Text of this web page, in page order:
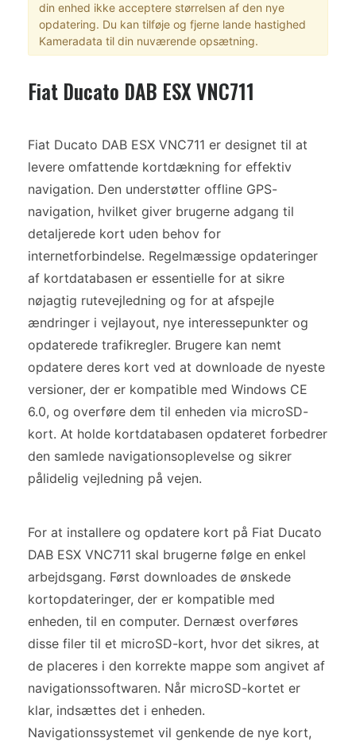
din enhed ikke acceptere størrelsen af den nye
opdatering. Du kan tilføje og fjerne lande hastighed
Kameradata til din nuværende opsætning.
Fiat Ducato DAB ESX VNC711
Fiat Ducato DAB ESX VNC711 er designet til at
levere omfattende kortdækning for effektiv
navigation. Den understøtter offline GPS-
navigation, hvilket giver brugerne adgang til
detaljerede kort uden behov for
internetforbindelse. Regelmæssige opdateringer
af kortdatabasen er essentielle for at sikre
nøjagtig rutevejledning og for at afspejle
ændringer i vejlayout, nye interessepunkter og
opdaterede trafikregler. Brugere kan nemt
opdatere deres kort ved at downloade de nyeste
versioner, der er kompatible med Windows CE
6.0, og overføre dem til enheden via microSD-
kort. At holde kortdatabasen opdateret forbedrer
den samlede navigationsoplevelse og sikrer
pålidelig vejledning på vejen.
For at installere og opdatere kort på Fiat Ducato
DAB ESX VNC711 skal brugerne følge en enkel
arbejdsgang. Først downloades de ønskede
kortopdateringer, der er kompatible med
enheden, til en computer. Dernæst overføres
disse filer til et microSD-kort, hvor det sikres, at
de placeres i den korrekte mappe som angivet af
navigationssoftwaren. Når microSD-kortet er
klar, indsættes det i enheden.
Navigationssystemet vil genkende de nye kort,